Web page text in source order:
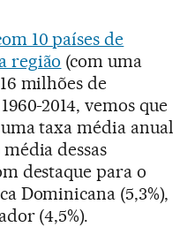
10 países de
região (com uma
milhões de
2014, vemos que
taxa média anual
dessas
destaque para o
Dominicana (5,3%),
(4,5%).